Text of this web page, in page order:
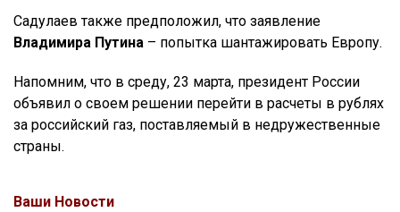
Садулаев также предположил, что заявление
Владимира Путина – попытка шантажировать Европу.
Напомним, что в среду, 23 марта, президент России
объявил о своем решении перейти в расчеты в рублях
за российский газ, поставляемый в недружественные
страны.
Ваши Новости